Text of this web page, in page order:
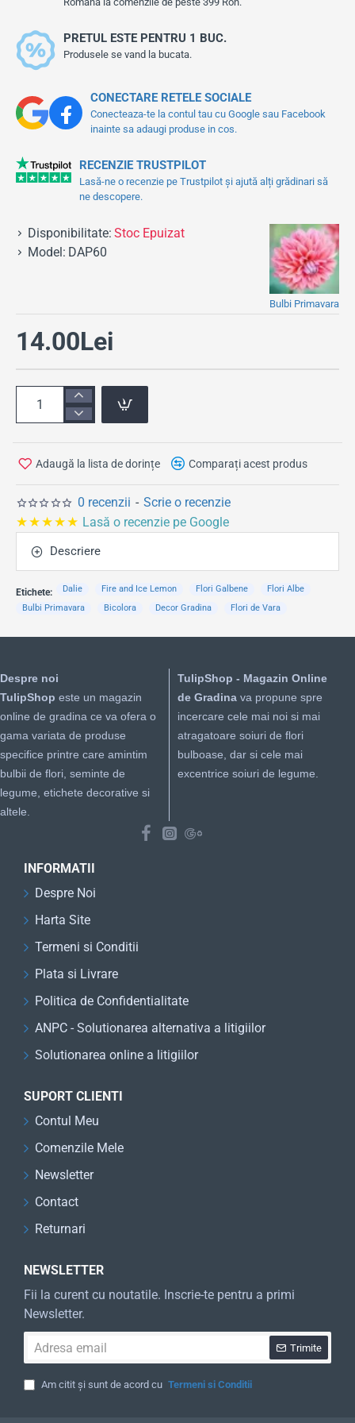
CONECTARE RETELE SOCIALE
Conecteaza-te la contul tau cu Google sau Facebook
inainte sa adaugi produse in cos.
RECENZIE TRUSTPILOT
Lasă-ne o recenzie pe Trustpilot și ajută alți grădinari să
ne descopere.
PRETUL ESTE PENTRU 1 BUC.
Produsele se vand la bucata.
Disponibilitate: Stoc Epuizat
Model: DAP60
Bulbi Primavara
0 recenzii - Scrie o recenzie
14.00Lei
Adaugă la lista de dorințe Comparați acest produs
★★★★★ Lasă o recenzie pe Google
Descriere
Etichete: Dalie Fire and Ice Lemon Flori Galbene
Flori Albe
Bulbi Primavara
Bicolora Decor Gradina Flori de Vara
Despre noi
TulipShop este un magazin
online de gradina ce va ofera o
gama variata de produse
specifice printre care amintim
bulbii de flori, seminte de
legume, etichete decorative si
altele.
TulipShop - Magazin Online
de Gradinava propune spre
incercare cele mai noi si mai
atragatoare soiuri de flori
bulboase, dar si cele mai
excentrice soiuri de legume.
INFORMATII
Despre Noi
Harta Site
Termeni si Conditii
Plata si Livrare
Politica de Confidentialitate
ANPC - Solutionarea alternativa a litigiilor
Solutionarea online a litigiilor
SUPORT CLIENTI
Contul Meu
Comenzile Mele
Newsletter
Contact
Returnari
NEWSLETTER
Fii la curent cu noutatile. Inscrie-te pentru a primi
Newsletter.
email
Trimite
Am citit și sunt de acord cu Termeni si Conditii